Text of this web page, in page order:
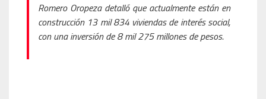
Romero Oropeza detalló que actualmente están en
construcción 13 mil 834 viviendas de interés social,
con una inversión de 8 mil 275 millones de pesos.